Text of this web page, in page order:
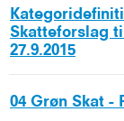
Skatteforslag
27.9.2015
04 Grøn Skat -